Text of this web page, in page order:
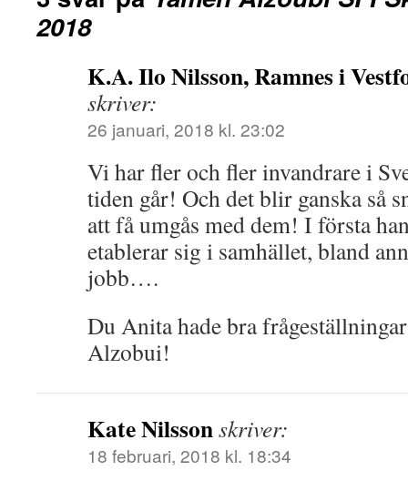
2018
K.A. Ilo Nilsson, Ramnes i
skriver:
26 januari, 2018 kl. 23:02
Vi har fler och fler invandrare i
tiden går! Och det blir ganska så
att få umgås med dem! I första
etablerar sig i samhället, bland
jobb….
Du Anita hade bra
Alzobui!
Kate Nilssonskriver:
18 februari, 2018 kl. 18:34